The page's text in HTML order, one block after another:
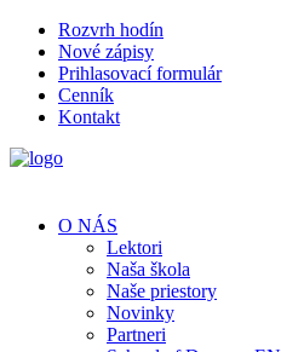
Rozvrh hodín
Nové zápisy
Prihlasovací formulár
Cenník
Kontakt
O NÁS
Lektori
Naša škola
Naše priestory
Novinky
Partneri